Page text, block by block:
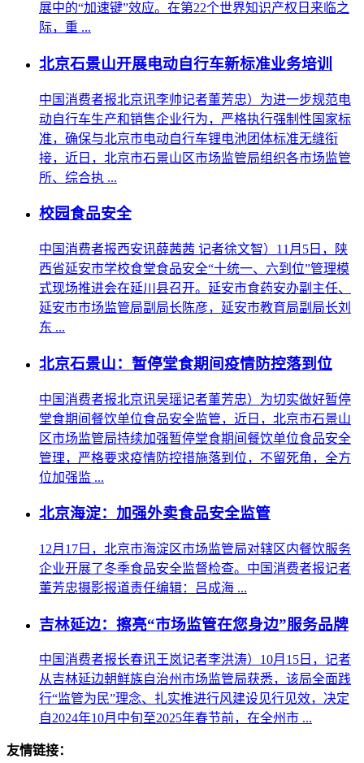
展中的“加速键”效应。在第22个世界知识产权日来临之
际，重 ...
北京石景山开展电动自行车新标准业务培训
中国消费者报北京讯李帅记者董芳忠）为进一步规范电
动自行车生产和销售企业行为，严格执行强制性国家标
准，确保与北京市电动自行车锂电池团体标准无缝衔
接，近日，北京市石景山区市场监管局组织各市场监管
所、综合执 ...
校园食品安全
中国消费者报西安讯薛茜茜 记者徐文智）11月5日，陕
西省延安市学校食堂食品安全“十统一、六到位”管理模
式现场推进会在延川县召开。延安市食药安办副主任、
延安市市场监管局副局长陈彦，延安市教育局副局长刘
东 ...
北京石景山：暂停堂食期间疫情防控落到位
中国消费者报北京讯吴瑶记者董芳忠）为切实做好暂停
堂食期间餐饮单位食品安全监管，近日，北京市石景山
区市场监管局持续加强暂停堂食期间餐饮单位食品安全
管理，严格要求疫情防控措施落到位，不留死角，全方
位加强监 ...
北京海淀：加强外卖食品安全监管
12月17日，北京市海淀区市场监管局对辖区内餐饮服务
企业开展了冬季食品安全监督检查。中国消费者报记者
董芳忠摄影报道责任编辑：吕成海 ...
吉林延边：擦亮“市场监管在您身边”服务品牌
中国消费者报长春讯王岚记者李洪涛）10月15日，记者
从吉林延边朝鲜族自治州市场监管局获悉，该局全面践
行“监管为民”理念、扎实推进行风建设见行见效，决定
自2024年10月中旬至2025年春节前，在全州市 ...
友情链接：